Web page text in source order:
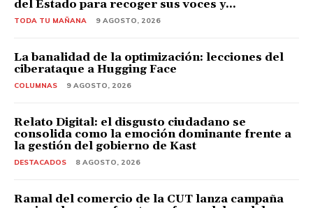
del Estado para recoger sus voces y...
TODA TU MAÑANA 9 AGOSTO, 2026
La banalidad de la optimización: lecciones del
ciberataque a Hugging Face
COLUMNAS 9 AGOSTO, 2026
Relato Digital: el disgusto ciudadano se
consolida como la emoción dominante frente a
la gestión del gobierno de Kast
DESTACADOS 8 AGOSTO, 2026
Ramal del comercio de la CUT lanza campaña